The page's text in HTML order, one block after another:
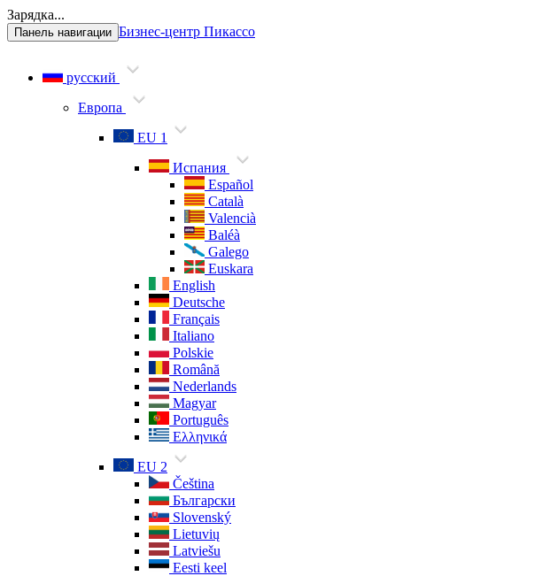
Зарядка...
Панель навигации Бизнес-центр Пикассо
русский
Европа
EU 1
Испания
Español
Català
Valencià
Baléà
Galego
Euskara
English
Deutsche
Français
Italiano
Polskie
Română
Nederlands
Magyar
Português
Ελληνικά
EU 2
Čeština
Български
Slovenský
Lietuvių
Latviešu
Eesti keel